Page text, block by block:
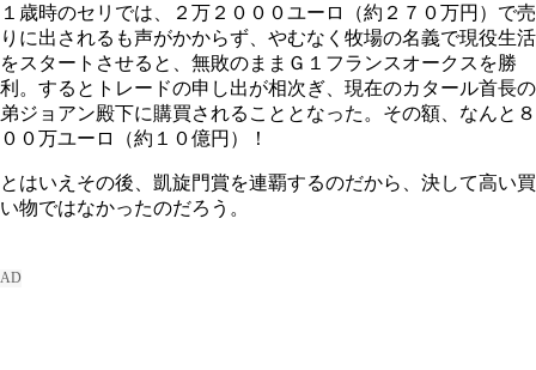
１歳時のセリでは、２万２０００ユーロ（約２７０万円）で売
りに出されるも声がかからず、やむなく牧場の名義で現役生活
をスタートさせると、無敗のままＧ１フランスオークスを勝
利。するとトレードの申し出が相次ぎ、現在のカタール首長の
弟ジョアン殿下に購買されることとなった。その額、なんと８
００万ユーロ（約１０億円）！
とはいえその後、凱旋門賞を連覇するのだから、決して高い買
い物ではなかったのだろう。